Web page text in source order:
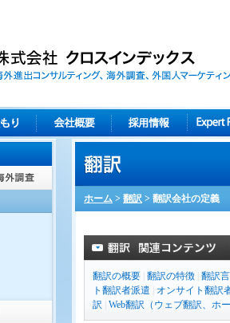
ホーム > 翻訳 > 翻訳会社の定義
翻訳の概要 翻訳の特徴 翻訳
ト翻訳者派遣
オンサイト翻訳
訳
Web翻訳（ウェブ翻訳、ホ